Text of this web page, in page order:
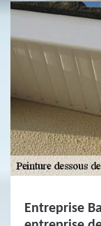
Entreprise